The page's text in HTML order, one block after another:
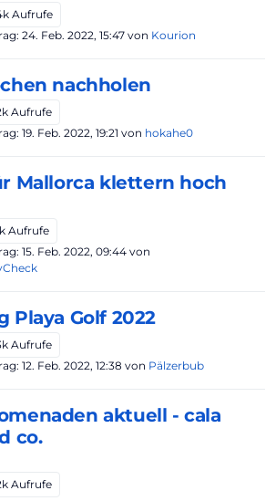
Aufrufe
24. Feb. 2022, 15:47 von Kourion
nachholen
Aufrufe
19. Feb. 2022, 19:21 von hokahe0
Mallorca klettern hoch
Aufrufe
15. Feb. 2022, 09:44 von
Playa Golf 2022
Aufrufe
12. Feb. 2022, 12:38 von Pälzerbub
aktuell - cala
co.
Aufrufe